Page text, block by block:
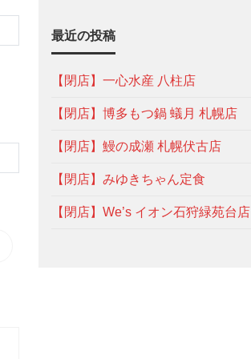
最近の投稿
【閉店】一心水産 八柱店
【閉店】博多もつ鍋 蟻月 札幌店
【閉店】鰻の成瀬 札幌伏古店
【閉店】みゆきちゃん定食
【閉店】We’s イオン石狩緑苑台店